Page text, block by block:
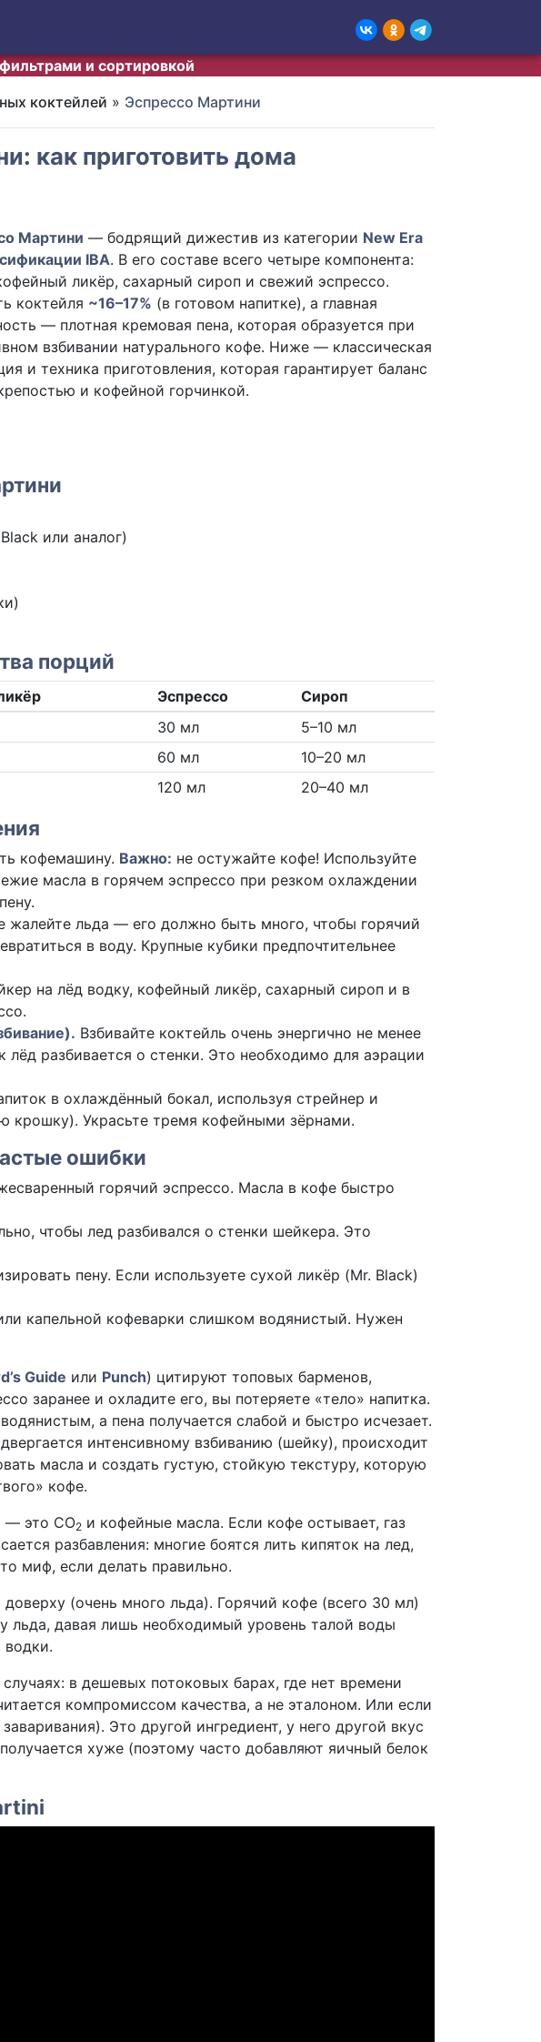
и сортировкой
коктейлей » Эспрессо Мартини
как приготовить дома
Мартини — бодрящий дижестив из категории New Era
IBA. В его составе всего четыре компонента:
ликёр, сахарный сироп и свежий эспрессо.
коктейля ~16–17% (в готовом напитке), а главная
— плотная кремовая пена, которая образуется при
взбивании натурального кофе. Ниже — классическая
и техника приготовления, которая гарантирует баланс
и кофейной горчинкой.
или аналог)
порций
Эспрессо
Сироп
30 мл
5–10 мл
60 мл
10–20 мл
120 мл 20–40 мл
кофемашину. Важно: не остужайте кофе! Используйте
масла в горячем эспрессо при резком охлаждении
жалейте льда — его должно быть много, чтобы горячий
в воду. Крупные кубики предпочтительнее
на лёд водку, кофейный ликёр, сахарный сироп и в
Взбивайте коктейль очень энергично не менее
разбивается о стенки. Это необходимо для аэрации
в охлаждённый бокал, используя стрейнер и
крошку). Украсьте тремя кофейными зёрнами.
ошибки
горячий эспрессо. Масла в кофе быстро
чтобы лед разбивался о стенки шейкера. Это
пену. Если используете сухой ликёр (Mr. Black)
капельной кофеварки слишком водянистый. Нужен
Guide или Punch) цитируют топовых барменов,
заранее и охладите его, вы потеряете «тело» напитка.
а пена получается слабой и быстро исчезает.
интенсивному взбиванию (шейку), происходит
масла и создать густую, стойкую текстуру, которую
кофе.
— это CO2 и кофейные масла. Если кофе остывает, газ
разбавления: многие боятся лить кипяток на лед,
миф, если делать правильно.
(очень много льда). Горячий кофе (всего 30 мл)
льда, давая лишь необходимый уровень талой воды
водки.
в дешевых потоковых барах, где нет времени
компромиссом качества, а не эталоном. Или если
Это другой ингредиент, у него другой вкус
хуже (поэтому часто добавляют яичный белок